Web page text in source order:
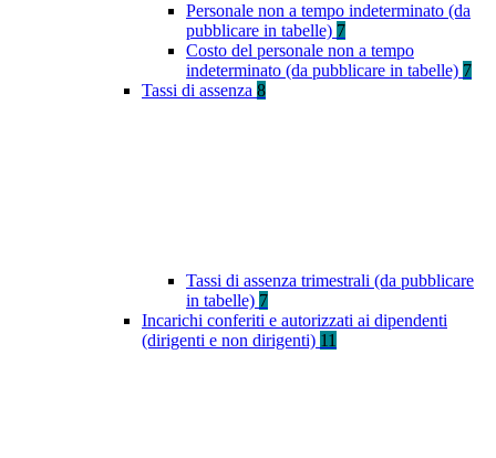
Personale non a tempo indeterminato (da
pubblicare in tabelle) 7
Costo del personale non a tempo
indeterminato (da pubblicare in tabelle) 7
Tassi di assenza 8
Tassi di assenza trimestrali (da pubblicare
in tabelle) 7
Incarichi conferiti e autorizzati ai dipendenti
(dirigenti e non dirigenti) 11